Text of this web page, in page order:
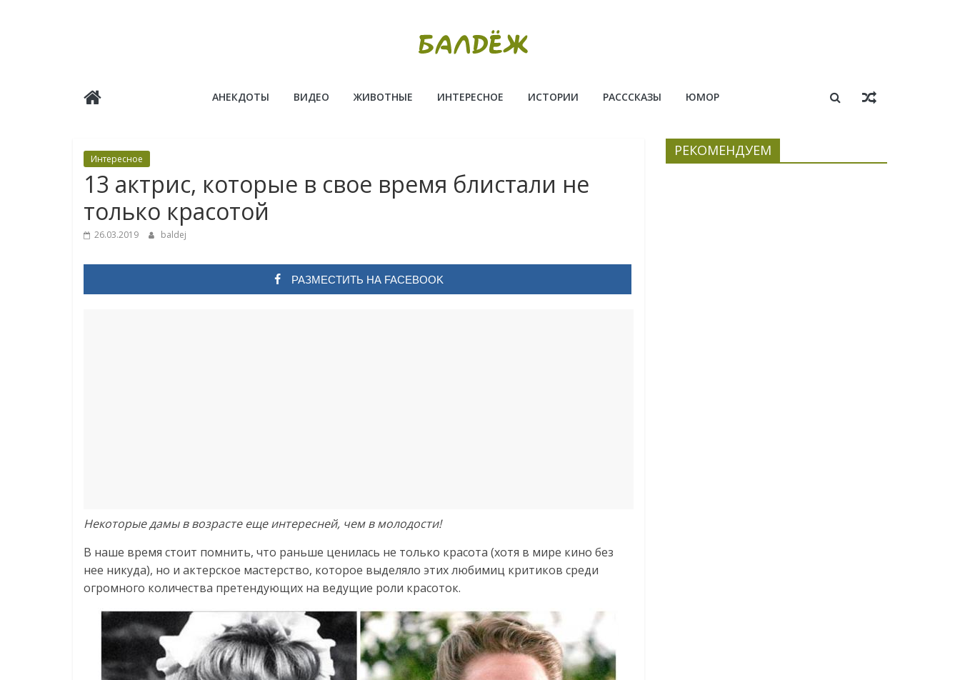
Балдёж АНЕКДОТЫ ВИДЕО ЖИВОТНЫЕ ИНТЕРЕСНОЕ ИСТОРИИ РАСССКАЗЫ ЮМОР
Интересное
13 актрис, которые в свое время блистали не
только красотой
26.03.2019 baldej
РАЗМЕСТИТЬ НА FACEBOOK
Некоторые дамы в возрасте еще интересней, чем в молодости!
В наше время стоит помнить, что раньше ценилась не только красота (хотя в мире кино без
нее никуда), но и актерское мастерство, которое выделяло этих любимиц критиков среди
огромного количества претендующих на ведущие роли красоток.
РЕКОМЕНДУЕМ